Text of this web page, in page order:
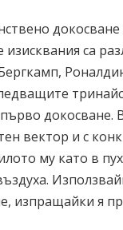
са
докосване.
вектор и с
му като в
изпращайки я